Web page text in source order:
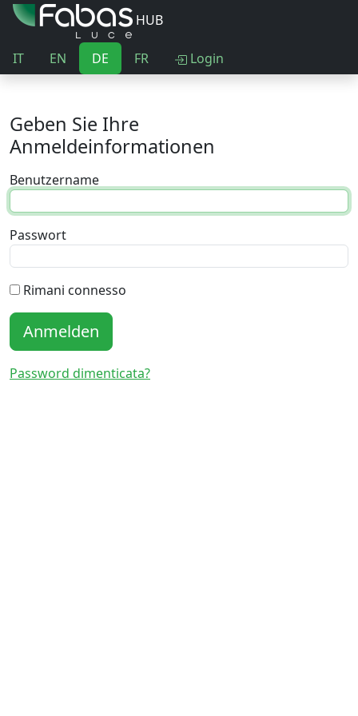
HUB
IT EN DE FR Login
Geben Sie Ihre
Anmeldeinformationen
Benutzername
Passwort
Rimani connesso
Anmelden
Password dimenticata?